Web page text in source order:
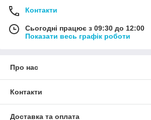
Контакти
Сьогодні працює з 09:30 до 12:00
Показати весь графік роботи
Про нас
Контакти
Доставка та оплата